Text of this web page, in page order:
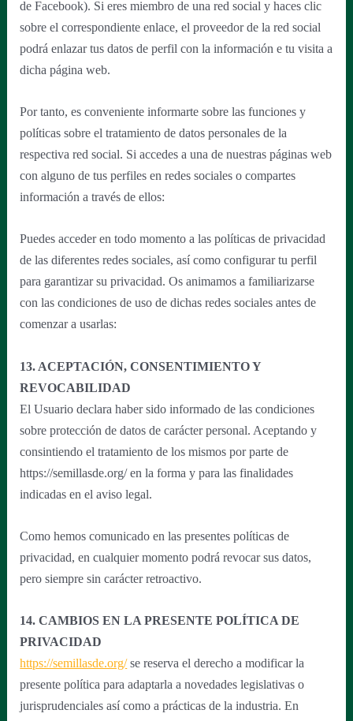
de Facebook). Si eres miembro de una red social y haces clic
sobre el correspondiente enlace, el proveedor de la red social
podrá enlazar tus datos de perfil con la información e tu visita a
dicha página web.
Por tanto, es conveniente informarte sobre las funciones y
políticas sobre el tratamiento de datos personales de la
respectiva red social. Si accedes a una de nuestras páginas web
con alguno de tus perfiles en redes sociales o compartes
información a través de ellos:
Puedes acceder en todo momento a las políticas de privacidad
de las diferentes redes sociales, así como configurar tu perfil
para garantizar su privacidad. Os animamos a familiarizarse
con las condiciones de uso de dichas redes sociales antes de
comenzar a usarlas:
13. ACEPTACIÓN, CONSENTIMIENTO Y
REVOCABILIDAD
El Usuario declara haber sido informado de las condiciones
sobre protección de datos de carácter personal. Aceptando y
consintiendo el tratamiento de los mismos por parte de
https://semillasde.org/ en la forma y para las finalidades
indicadas en el aviso legal.
Como hemos comunicado en las presentes políticas de
privacidad, en cualquier momento podrá revocar sus datos,
pero siempre sin carácter retroactivo.
14. CAMBIOS EN LA PRESENTE POLÍTICA DE
PRIVACIDAD
https://semillasde.org/se reserva el derecho a modificar la
presente política para adaptarla a novedades legislativas o
jurisprudenciales así como a prácticas de la industria. En